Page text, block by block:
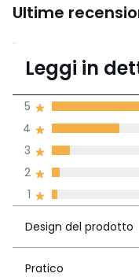
Ultime
2
3
4
5
Leggi in
1
2
3
4
5
Design del prodotto
Pratico